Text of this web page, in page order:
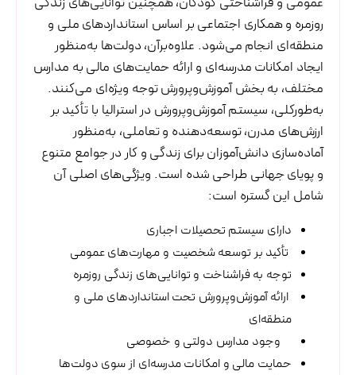
روزمره و همکاری اجتماعی بر اساس استانداردهای ملی و
منطقه‌ای انجام می‌شود. علاوه‌برآن، دولت‌ها به‌منظور
ایجاد امکانات مدرسه‌ای و ارائه حمایت‌های مالی به مدارس
مختلف، به بخش آموزش‌وپرورش توجه ویژه‌ای می‌کنند.
به‌طورکلی، سیستم آموزش‌وپرورش در استرالیا با تأکید بر
ارزش‌های مدرن، توسعه‌دهنده و تعاملی، به‌منظور
آماده‌سازی دانش‌آموزان برای زندگی و کار در جوامع متنوع
و پویای جهانی طراحی شده است. ویژگی‌های اصلی آن
شامل این گستره است:
دارای سیستم تحصیلات اجباری
تأکید بر توسعه شخصیت و مهارت‌های عمومی
توجه به فراشناخت و توانایی‌های زندگی روزمره
ارائه آموزش‌وپرورش تحت استانداردهای ملی و
منطقه‌ای
وجود مدارس دولتی و خصوصی
حمایت مالی و امکانات مدرسه‌ای از سوی دولت‌ها